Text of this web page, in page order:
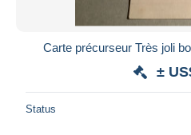
Carte précurseur Très joli
±
Status